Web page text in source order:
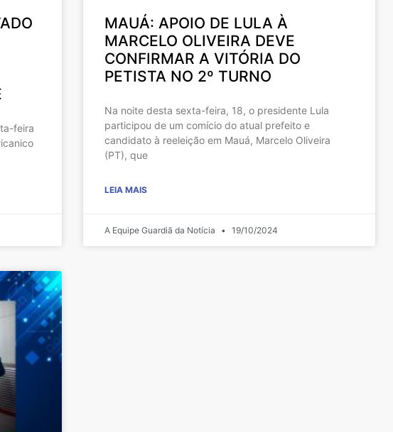
feira
MAUÁ: APOIO DE LULA À
MARCELO OLIVEIRA DEVE
CONFIRMAR A VITÓRIA DO
PETISTA NO 2º TURNO
Na noite desta sexta-feira, 18, o presidente Lula
participou de um comício do atual prefeito e
candidato à reeleição em Mauá, Marcelo Oliveira
(PT), que
LEIA MAIS
A Equipe Guardiã da Notícia 19/10/2024